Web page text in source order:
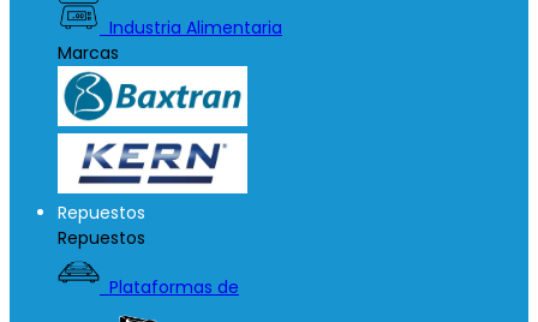
Industria Alimentaria
Marcas
Repuestos
Repuestos
Plataformas de